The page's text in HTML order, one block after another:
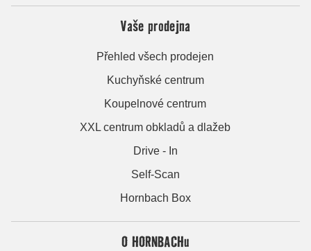
Vaše prodejna
Přehled všech prodejen
Kuchyňské centrum
Koupelnové centrum
XXL centrum obkladů a dlažeb
Drive - In
Self-Scan
Hornbach Box
O HORNBACHu